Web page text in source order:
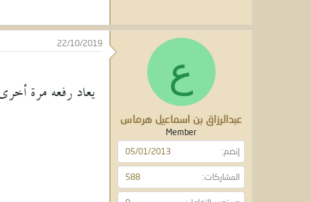
ع
عبدالرزاق بن اسماعيل هرماس
Member
إنضم
05/01/2013
المشاركات 588
22/10/2019
يعاد رفعه مرة